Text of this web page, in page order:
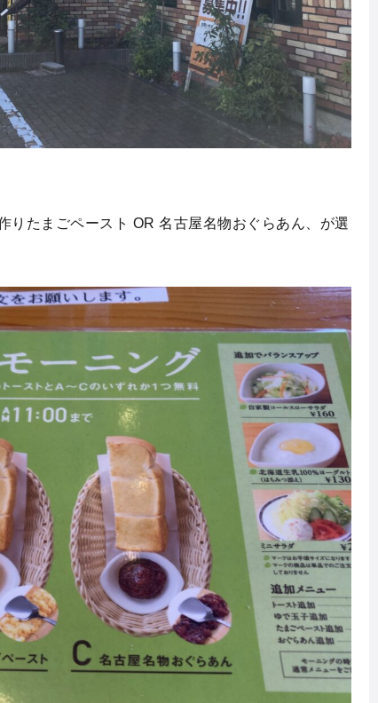
りたまごペースト OR 名古屋名物おぐらあん、が選